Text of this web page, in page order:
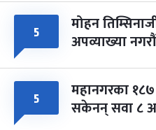
५ मोहन
अपव्याख्या नगरौं
५ महानगरका
सकेनन् सवा ८